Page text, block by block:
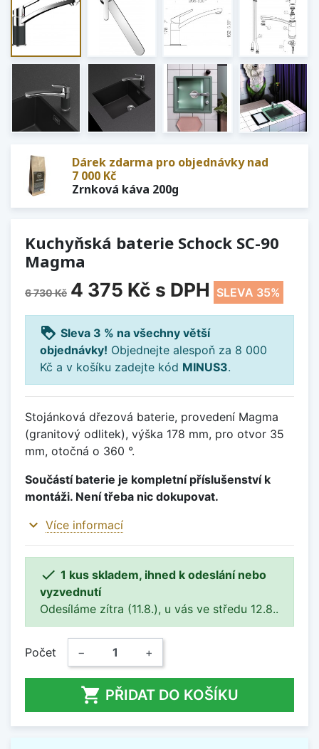
Dárek zdarma pro objednávky nad
7 000 Kč
Zrnková káva 200g
Kuchyňská baterie Schock SC-90
Magma
6 730 Kč 4 375 Kč s DPH SLEVA 35%
loyalty Sleva 3 % na všechny větší
objednávky! Objednejte alespoň za 8 000
Kč a v košíku zadejte kód MINUS3.
Stojánková dřezová baterie, provedení Magma
(granitový odlitek), výška 178 mm, pro otvor 35
mm, otočná o 360 °.
Součástí baterie je kompletní příslušenství k
montáži. Není třeba nic dokupovat.
expand_more Více informací
 1 kus skladem, ihned k odeslání nebo
vyzvednutí
Odesíláme zítra (11.8.), u vás ve středu 12.8..
Počet − +
 PŘIDAT DO KOŠÍKU